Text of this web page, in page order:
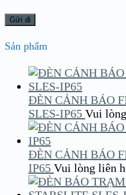
Sản phẩm
ĐÈN CẢNH BÁO
SLES-IP65 Vui
ĐÈN CẢNH BÁO
IP65 Vui lòng liên